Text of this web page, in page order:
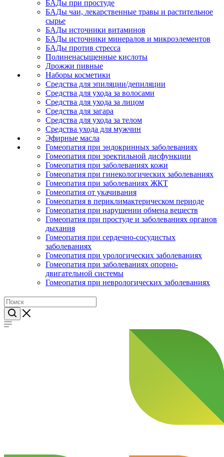
БАДы при простуде
БАДы чаи, лекарственные травы и растительное
сырье
БАДы источники витаминов
БАДы источники минералов и микроэлементов
БАДы против стресса
Полиненасыщенные кислоты
Дрожжи пивные
Наборы косметики
Средства для эпиляции/депиляции
Средства для ухода за волосами
Средства для ухода за лицом
Средства для загара
Средства для ухода за телом
Средства ухода для мужчин
Эфирные масла
Гомеопатия при эндокринных заболеваниях
Гомеопатия при эректильной дисфункции
Гомеопатия при заболеваниях кожи
Гомеопатия при гинекологических заболеваниях
Гомеопатия при заболеваниях ЖКТ
Гомеопатия от укачивания
Гомеопатия в периклимактерическом периоде
Гомеопатия при нарушении обмена веществ
Гомеопатия при простуде и заболеваниях органов
дыхания
Гомеопатия при сердечно-сосудистых
заболеваниях
Гомеопатия при урологических заболеваниях
Гомеопатия при заболеваниях опорно-
двигательной системы
Гомеопатия при неврологических заболеваниях